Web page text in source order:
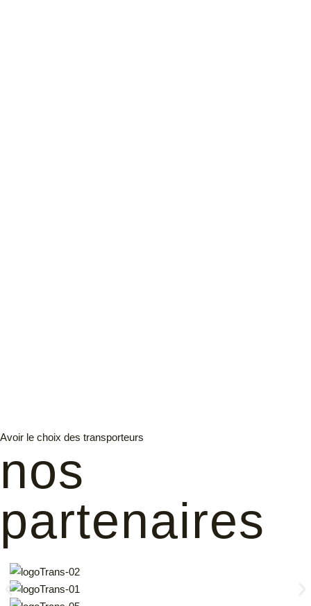
Avoir le choix des transporteurs
nos
partenaires